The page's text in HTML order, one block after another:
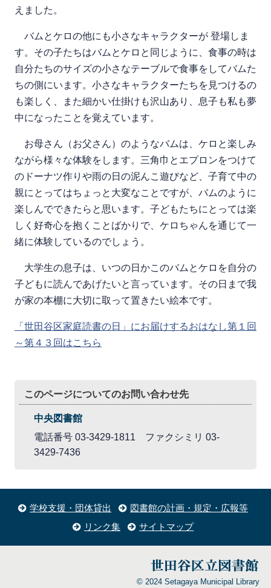
えました。
バムとケロの他にも小さなキャラクターが 登場しま
す。その子たちはバムとケロと同じように、食事の時は
自分たちのサイズの小さなテーブルで食事をしてバムた
ちの側にいます。小さなキャラクターたちを見つけるの
も楽しく、また細かい仕掛けも沢山あり、息子も私も夢
中になったことを覚えています。
お母さん（お父さん）のようなバムは、ケロと楽しみ
ながら様々な体験をします。三角巾とエプロンをつけて
のドーナツ作りや雨の日の泥んこ遊びなど、子育て中の
親にとってはちょっと大変なことですが、バムのように
楽しんでできたらと思います。子どもたちにとっては楽
しく好奇心を抱くことばかりで、ケロちゃんを通じて一
緒に体験しているのでしょう。
大学生の息子は、いつの日かこのバムとケロを自分の
子どもに読んであげたいと言っています。その日まで我
が家の本棚に大切に取って置きたい絵本です。
「世田谷区家庭読書の日」にお届けするおはなし第１回
～第４３回はこちら
このページについてのお問い合わせ先
中央図書館
電話番号 03-3429-1811 ファクシミリ 03-
3429-7436
学校支援・団体貸出
図書館の計画・規定・広報等
リンク集
サイトマップ
© 2024 Setagaya Municipal Library